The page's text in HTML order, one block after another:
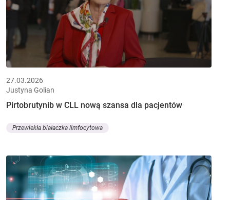
27.03.2026
Justyna Golian
Pirtobrutynib w CLL nową szansa dla pacjentów
Przewlekła białaczka limfocytowa